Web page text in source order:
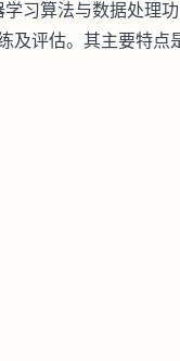
习算法与数据处理功
及评估。其主要特点